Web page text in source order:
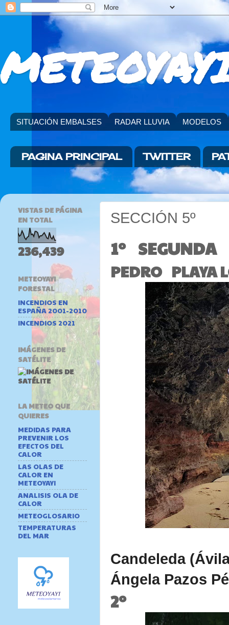
SITUACIÓN EMBALSES RADAR LLUVIA MODELOS
PAGINA PRINCIPAL TWITTER
SECCIÓN 5º
1ºSEGUNDA
PEDRO PLAYA
Candeleda
Ángela Pazos
2º
VISTAS DE PÁGINA
EN TOTAL
236,439
METEOYAYI
FORESTAL
INCENDIOS EN
ESPAÑA 2001-2010
INCENDIOS 2021
IMÁGENES DE
SATÉLITE
LA METEO QUE
QUIERES
MEDIDAS PARA
PREVENIR LOS
EFECTOS DEL
CALOR
LAS OLAS DE
CALOR EN
METEOYAYI
ANALISIS OLA DE
CALOR
METEOGLOSARIO
TEMPERATURAS
DEL MAR